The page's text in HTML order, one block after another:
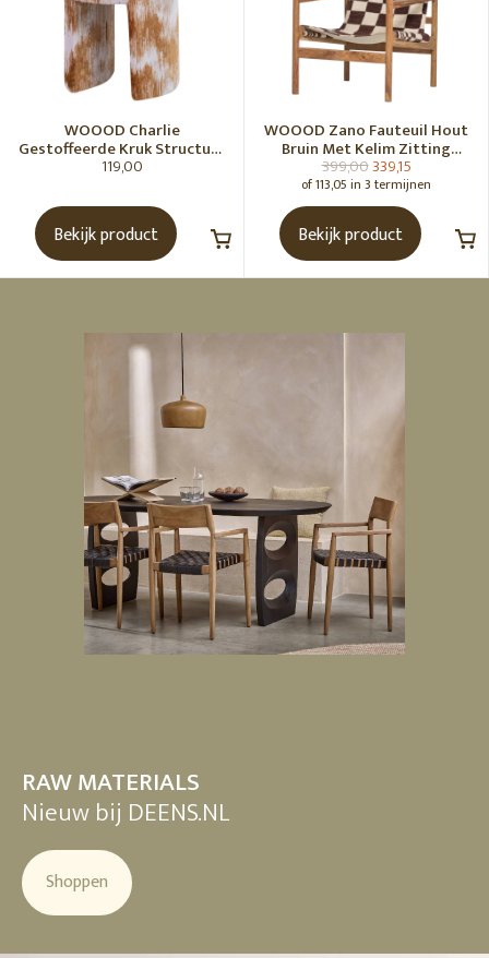
WOOOD Charlie
Gestoffeerde Kruk Structuur
Stof Karamelbruin [Fsc]
119,00
Bekijk product
WOOOD Zano Fauteuil Hout
Bruin Met Kelim Zitting
Naturel
399,00339,15
of 113,05 in 3 termijnen
Bekijk product
RAW MATERIALS
Nieuw bij DEENS.NL
Shoppen